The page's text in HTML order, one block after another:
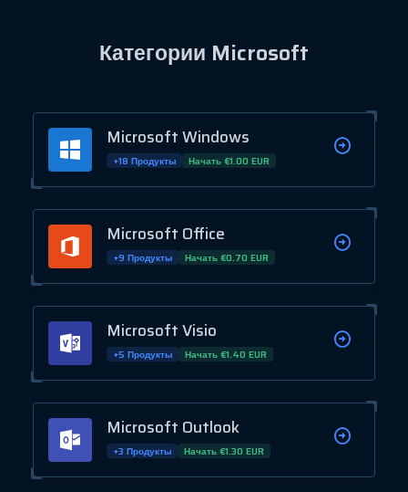
Категории Microsoft
Microsoft Windows
+18 Продукты Начать €1.00 EUR
Microsoft Office
+9 Продукты Начать €0.70 EUR
Microsoft Visio
+5 Продукты Начать €1.40 EUR
Microsoft Outlook
+3 Продукты Начать €1.30 EUR